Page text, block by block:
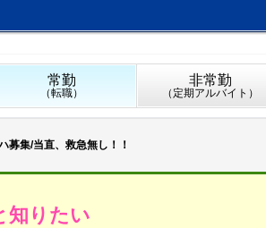
常勤
（転職）
非常勤
（定期アルバイト）
募集/当直、救急無し！！
知りたい